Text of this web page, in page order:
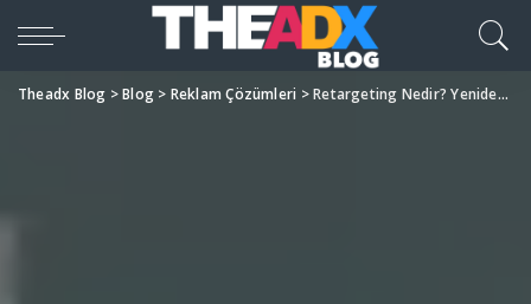
Theadx Blog >Blog > Reklam Çözümleri >Retargeting Nedir? Yeniden Hedefleme Stratejileri